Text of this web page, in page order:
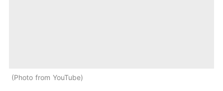
Photo from YouTube